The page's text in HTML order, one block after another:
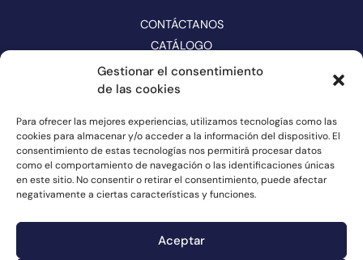
Gestionar el consentimiento
de las cookies
Para ofrecer las mejores experiencias, utilizamos tecnologías como las
cookies para almacenar y/o acceder a la información del dispositivo. El
consentimiento de estas tecnologías nos permitirá procesar datos
como el comportamiento de navegación o las identificaciones únicas
en este sitio. No consentir o retirar el consentimiento, puede afectar
negativamente a ciertas características y funciones.
Aceptar
CONTÁCTANOS
CATÁLOGO
SÍGUENOS EN REDES